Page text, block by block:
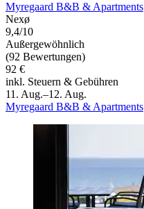
Myregaard B&B & Apartments
Nexø
9,4/10
Außergewöhnlich
(92 Bewertungen)
92 €
inkl. Steuern & Gebühren
11. Aug.–12. Aug.
Myregaard B&B & Apartments